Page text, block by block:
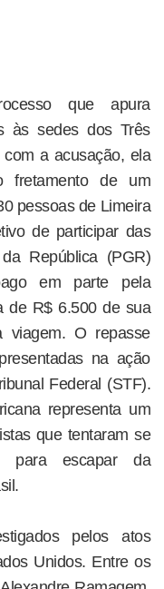
que apura
às sedes dos Três
a acusação, ela
fretamento de um
pessoas de Limeira
de participar das
República (PGR)
em parte pela
de R$ 6.500 de sua
viagem. O repasse
na ação
Federal (STF).
representa um
que tentaram se
para escapar da
pelos atos
Unidos. Entre os